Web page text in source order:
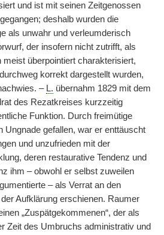
und ist mit seinen Zeitgenossen
deshalb wurden die
als unwahr und verleumderisch
der insofern nicht zutrifft, als
meist überpointiert charakterisiert,
korrekt dargestellt wurden,
– L. übernahm 1829 mit dem
des Rezatkreises kurzzeitig
Funktion. Durch freimütige
Ungnade gefallen, war er enttäuscht
und unzufrieden mit der
deren restaurative Tendenz und
ihm – obwohl er selbst zuweilen
– als Verrat an den
der Aufklärung erschienen. Raumer
„Zuspätgekommenen“, der als
Zeit des Umbruchs administrativ und